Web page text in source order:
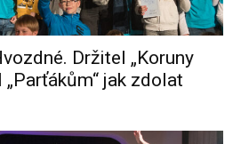
Držitel „Koruny
jak zdolat